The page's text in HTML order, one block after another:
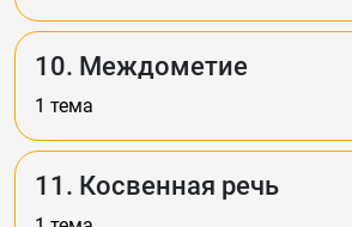
10. Междометие
1 тема
11. Косвенная речь